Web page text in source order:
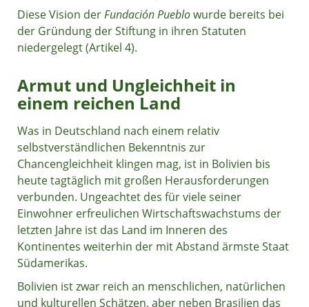
Diese Vision derFundación Pueblowurde bereits bei
der Gründung der Stiftung in ihren Statuten
niedergelegt (Artikel 4).
Armut und Ungleichheit in
einem reichen Land
Was in Deutschland nach einem relativ
selbstverständlichen Bekenntnis zur
Chancengleichheit klingen mag, ist in Bolivien bis
heute tagtäglich mit großen Herausforderungen
verbunden. Ungeachtet des für viele seiner
Einwohner erfreulichen Wirtschaftswachstums der
letzten Jahre ist das Land im Inneren des
Kontinentes weiterhin der mit Abstand ärmste Staat
Südamerikas.
Bolivien ist zwar reich an menschlichen, natürlichen
und kulturellen Schätzen, aber neben Brasilien das